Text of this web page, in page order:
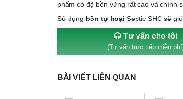
phẩm có độ bền vững rất cao và chính
Sử dụng bồn tự hoại Septic SHC sẽ
Tư vấn cho tôi
(Tư vấn trực tiếp miễn
BÀI VIẾT LIÊN QUAN